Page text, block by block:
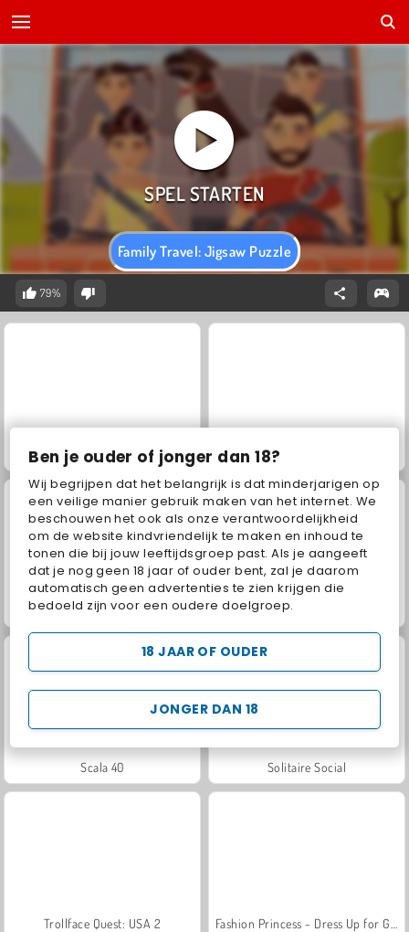
Ben je ouder of jonger dan 18?
Wij begrijpen dat het belangrijk is dat minderjarigen op
een veilige manier gebruik maken van het internet. We
beschouwen het ook als onze verantwoordelijkheid
om de website kindvriendelijk te maken en inhoud te
tonen die bij jouw leeftijdsgroep past. Als je aangeeft
dat je nog geen 18 jaar of ouder bent, zal je daarom
automatisch geen advertenties te zien krijgen die
bedoeld zijn voor een oudere doelgroep.
JONGER DAN 18
18 JAAR OF OUDER
Family Travel: Jigsaw Puzzle
79%
Jewel Garden Story Juice Merge
Grand Mahjong Connect Masha and the Bear: Meadows
Scala 40 Solitaire Social
Trollface Quest: USA 2